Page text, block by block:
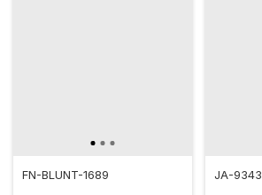
FN-BLUNT-1689 JA-9343